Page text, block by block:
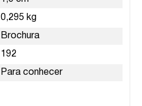
0,295 kg
Brochura
192
Para conhecer